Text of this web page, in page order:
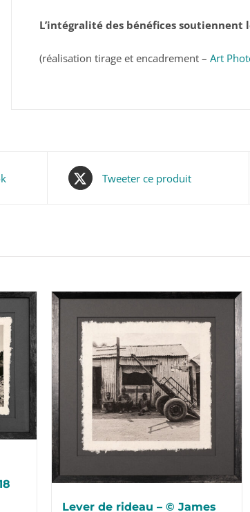
L’intégralité des bénéfices soutiennent
(réalisation tirage et encadrement – Art
Tweeter ce produit
Lever de rideau – © James